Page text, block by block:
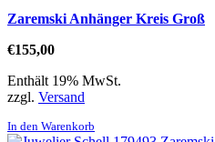
Zaremski Anhänger Kreis Groß
€155,00
Enthält 19% MwSt.
zzgl. Versand
In den Warenkorb